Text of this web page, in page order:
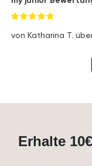
von Katharina T.
Erhalte